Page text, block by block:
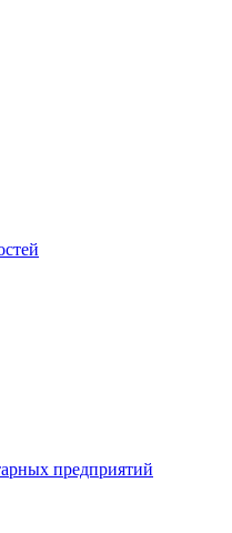
предприятий